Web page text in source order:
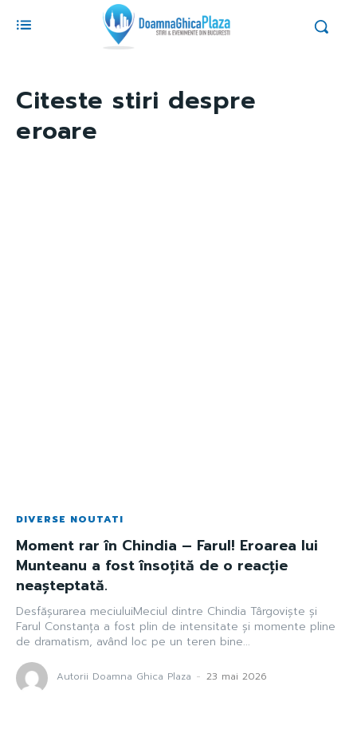
Citeste stiri despre
eroare
DIVERSE NOUTATI
Moment rar în Chindia – Farul! Eroarea lui
Munteanu a fost însoțită de o reacție
neașteptată.
Desfășurarea meciuluiMeciul dintre Chindia Târgoviște și
Farul Constanța a fost plin de intensitate și momente pline
de dramatism, având loc pe un teren bine...
Autorii Doamna Ghica Plaza - 23 mai 2026